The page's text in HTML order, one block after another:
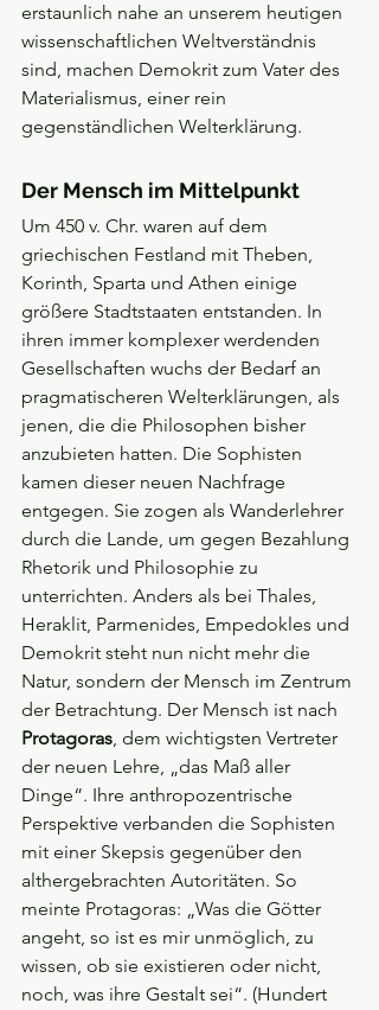
erstaunlich nahe an unserem heutigen
wissenschaftlichen Weltverständnis
sind, machen Demokrit zum Vater des
Materialismus, einer rein
gegenständlichen Welterklärung.
Der Mensch im Mittelpunkt
Um 450 v. Chr. waren auf dem
griechischen Festland mit Theben,
Korinth, Sparta und Athen einige
größere Stadtstaaten entstanden. In
ihren immer komplexer werdenden
Gesellschaften wuchs der Bedarf an
pragmatischeren Welterklärungen, als
jenen, die die Philosophen bisher
anzubieten hatten. Die Sophisten
kamen dieser neuen Nachfrage
entgegen. Sie zogen als Wanderlehrer
durch die Lande, um gegen Bezahlung
Rhetorik und Philosophie zu
unterrichten. Anders als bei Thales,
Heraklit, Parmenides, Empedokles und
Demokrit steht nun nicht mehr die
Natur, sondern der Mensch im Zentrum
der Betrachtung. Der Mensch ist nach
Protagoras, dem wichtigsten Vertreter
der neuen Lehre, „das Maß aller
Dinge“. Ihre anthropozentrische
Perspektive verbanden die Sophisten
mit einer Skepsis gegenüber den
althergebrachten Autoritäten. So
meinte Protagoras: „Was die Götter
angeht, so ist es mir unmöglich, zu
wissen, ob sie existieren oder nicht,
noch, was ihre Gestalt sei“. (Hundert